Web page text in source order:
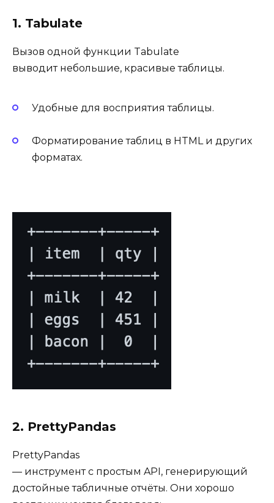
1. Tabulate
Вызов одной функции Tabulate
выводит небольшие, красивые таблицы.
Удобные для восприятия таблицы.
Форматирование таблиц в HTML и других
форматах.
2. PrettyPandas
PrettyPandas
— инструмент с простым API, генерирующий
достойные табличные отчёты. Они хорошо